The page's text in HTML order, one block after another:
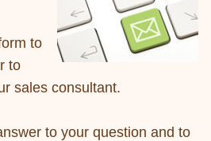
to
to
sales consultant.
to your question and to